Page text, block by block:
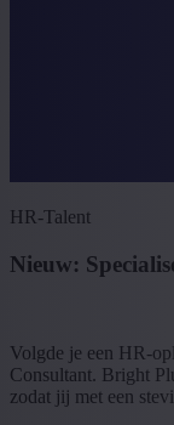
HR-Talent
Nieuw:
Volgde je een HR-
Consultant. Bright
zodat jij met een